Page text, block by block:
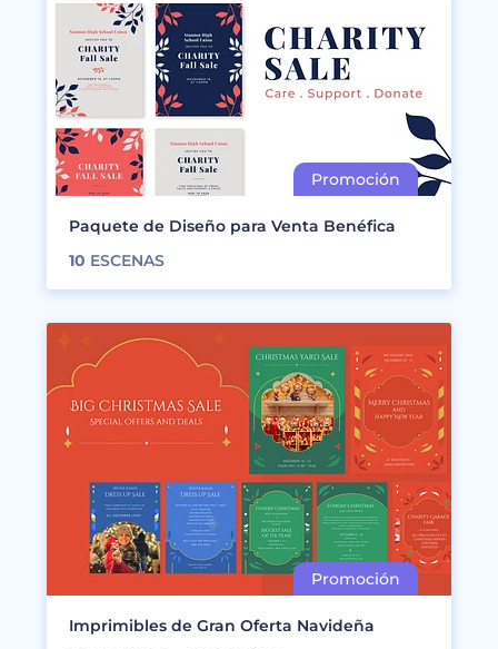
Paquete de Diseño para Venta Benéfica
10 ESCENAS
Imprimibles de Gran Oferta Navideña